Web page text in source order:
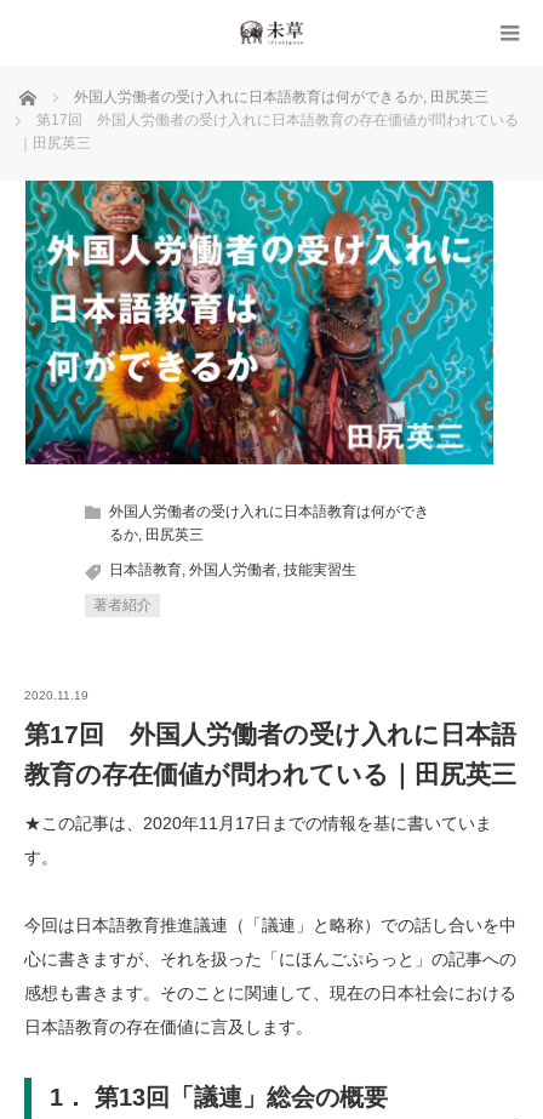
ホーム 外国人労働者の受け入れに日本語教育は何ができるか, 田尻英三
第17回 外国人労働者の受け入れに日本語教育の存在価値が問われている
｜田尻英三
外国人労働者の受け入れに日本語教育は何ができ
るか, 田尻英三
日本語教育, 外国人労働者, 技能実習生
著者紹介
2020.11.19
第17回 外国人労働者の受け入れに日本語
教育の存在価値が問われている｜田尻英三
★この記事は、2020年11月17日までの情報を基に書いていま
す。
今回は日本語教育推進議連（「議連」と略称）での話し合いを中
心に書きますが、それを扱った「にほんごぷらっと」の記事への
感想も書きます。そのことに関連して、現在の日本社会における
日本語教育の存在価値に言及します。
1． 第13回「議連」総会の概要